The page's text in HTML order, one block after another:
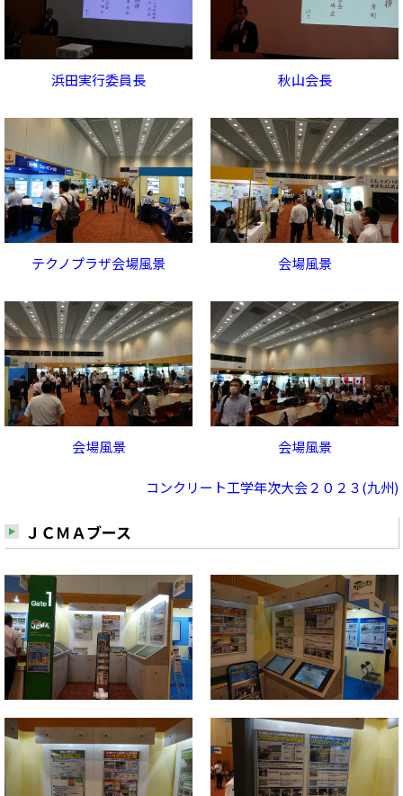
浜田実行委員長 秋山会長
テクノプラザ会場風景 会場風景
会場風景 会場風景
コンクリート工学年次大会２０２３(九州)
ＪＣＭＡブース